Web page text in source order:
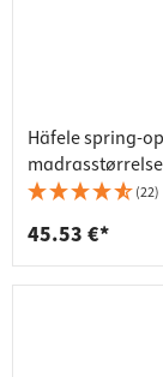
Häfele spring-
madrasstørrelse
(22)
45.53 €*